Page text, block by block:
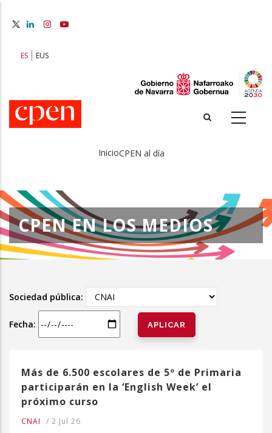
principal
ES EUS
de
ayuda
a
la
navegación
InicioCPEN al día
CPEN EN LOS MEDIOS
Sociedad pública:
Fecha:
Más de 6.500 escolares de 5º de Primaria
participarán en la ‘English Week’ el
próximo curso
CNAI / 2 Jul 26